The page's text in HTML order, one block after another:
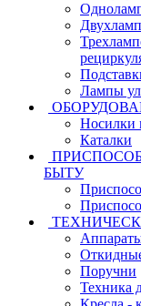
Лампы
Носилки
Каталки
БЫТУ
Поручни
Техника